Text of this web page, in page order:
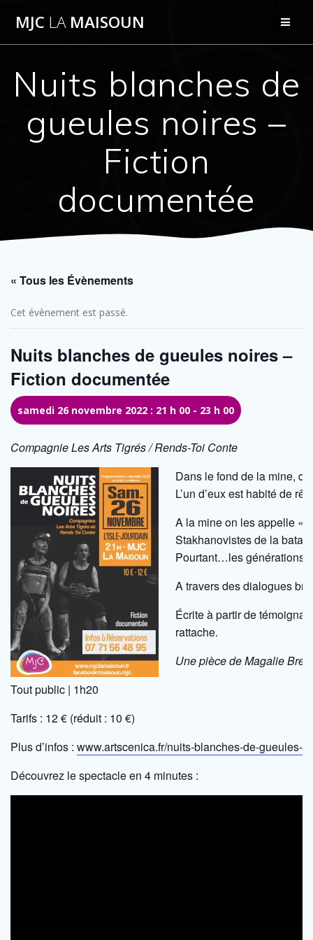
MJC LAMAISOUN
Nuits blanches de
gueules noires –
Fiction
documentée
« Tous les Évènements
Cet évènement est passé.
Nuits blanches de gueules noires –
Fiction documentée
samedi 26 novembre 2022 : 21 h 00 - 23 h 00
Compagnie Les Arts Tigrés / Rends-Toi Conte
Dans le fond de la mine,
L’un d’eux est habité de
A la mine on les appelle «
Stakhanovistes de la
Pourtant…les générations,
A travers des dialogues
Écrite à partir de
rattache.
Une pièce de Magalie
Tout public | 1h20
Tarifs : 12 € (réduit : 10 €)
Plus d’infos : www.artscenica.fr/nuits-blanches-de-gueules-
Découvrez le spectacle en 4 minutes :